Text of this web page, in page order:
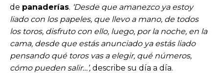
de panaderías. ‘Desde que amanezco ya estoy
liado con los papeles, que llevo a mano, de todos
los toros, disfruto con ello, luego, por la noche, en la
cama, desde que estás anunciado ya estás liado
pensando qué toros vas a elegir, qué números,
cómo pueden salir…’, describe su día a día.